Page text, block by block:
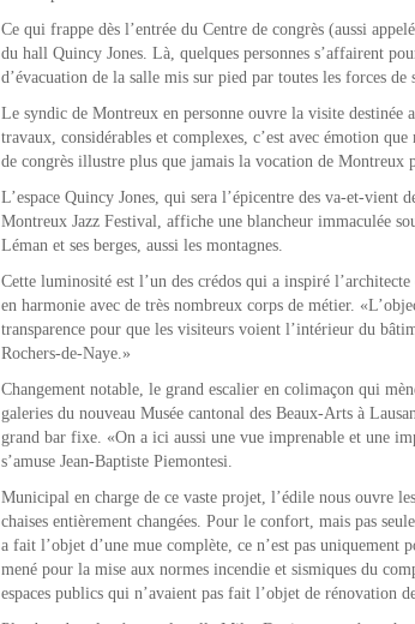
Ce qui frappe dès l’entrée du Centre de congrès (aussi
du hall Quincy Jones. Là, quelques personnes s’affairent
d’évacuation de la salle mis sur pied par toutes les forces de
Le syndic de Montreux en personne ouvre la visite destinée
travaux, considérables et complexes, c’est avec émotion
de congrès illustre plus que jamais la vocation de
L’espace Quincy Jones, qui sera l’épicentre des va-et-
Montreux Jazz Festival, affiche une blancheur immaculée
Léman et ses berges, aussi les montagnes.
Cette luminosité est l’un des crédos qui a inspiré
en harmonie avec de très nombreux corps de métier.
transparence pour que les visiteurs voient l’intérieur du
Rochers-de-Naye.»
Changement notable, le grand escalier en colimaçon qui
galeries du nouveau Musée cantonal des Beaux-Arts à
grand bar fixe. «On a ici aussi une vue imprenable et une
s’amuse Jean-Baptiste Piemontesi.
Municipal en charge de ce vaste projet, l’édile nous ouvre
chaises entièrement changées. Pour le confort, mais pas
a fait l’objet d’une mue complète, ce n’est pas
mené pour la mise aux normes incendie et sismiques du
espaces publics qui n’avaient pas fait l’objet de rénovation